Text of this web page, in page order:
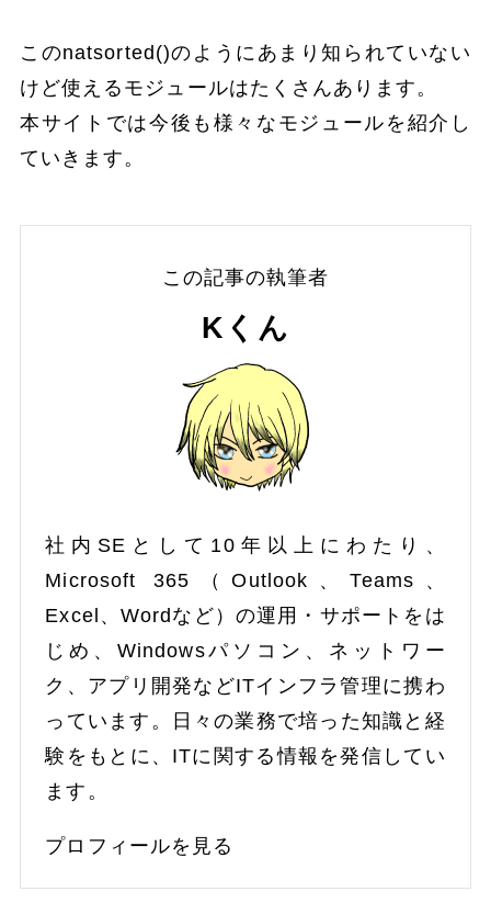
このnatsorted()のようにあまり知られていない
けど使えるモジュールはたくさんあります。
本サイトでは今後も様々なモジュールを紹介し
ていきます。
この記事の執筆者
Kくん
社内SEとして10年以上にわたり、
Microsoft 365（Outlook、Teams、
Excel、Wordなど）の運用・サポートをは
じめ、Windowsパソコン、ネットワー
ク、アプリ開発などITインフラ管理に携わ
っています。日々の業務で培った知識と経
験をもとに、ITに関する情報を発信してい
ます。
プロフィールを見る